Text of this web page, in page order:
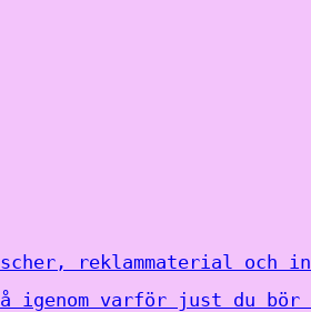
reklammaterial och
varför just du bör